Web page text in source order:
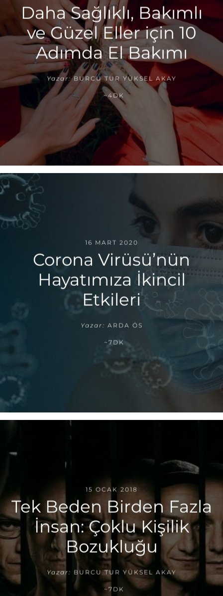
Daha Sağlıklı, Bakımlı
ve Güzel Eller için 10
Adımda El Bakımı
Yazar: BURCU TUR YÜKSEL AKAY
~4DK
16 MART 2020
Corona Virüsü’nün
Hayatımıza İkincil
Etkileri
Yazar: ARDA ÖS
~7DK
15 OCAK 2018
Tek Beden Birden Fazla
İnsan: Çoklu Kişilik
Bozukluğu
Yazar: BURCU TUR YÜKSEL AKAY
~7DK